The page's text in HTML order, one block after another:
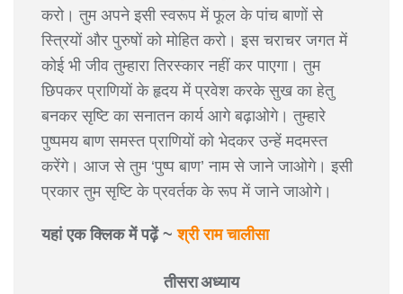
करो। तुम अपने इसी स्वरूप में फूल के पांच बाणों से
स्त्रियों और पुरुषों को मोहित करो। इस चराचर जगत में
कोई भी जीव तुम्हारा तिरस्कार नहीं कर पाएगा। तुम
छिपकर प्राणियों के हृदय में प्रवेश करके सुख का हेतु
बनकर सृष्टि का सनातन कार्य आगे बढ़ाओगे। तुम्हारे
पुष्पमय बाण समस्त प्राणियों को भेदकर उन्हें मदमस्त
करेंगे। आज से तुम ‘पुष्प बाण’ नाम से जाने जाओगे। इसी
प्रकार तुम सृष्टि के प्रवर्तक के रूप में जाने जाओगे।
यहां एक क्लिक में पढ़ें ~श्री राम चालीसा
तीसरा अध्याय